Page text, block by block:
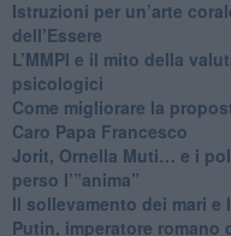
Istruzioni per un’arte
dell’Essere
​L’MMPI e il mito della
psicologici
Come migliorare la
Caro Papa Francesco
​Jorit, Ornella Muti… e i
perso l’”anima”
​Il sollevamento dei mari e
Putin, imperatore romano